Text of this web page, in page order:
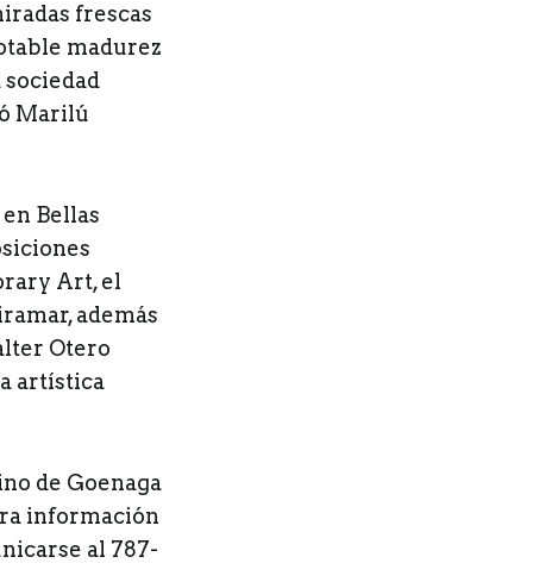
frescas
madurez
Marilú
Bellas
Art, el
además
Otero
artística
de Goenaga
información
al 787-